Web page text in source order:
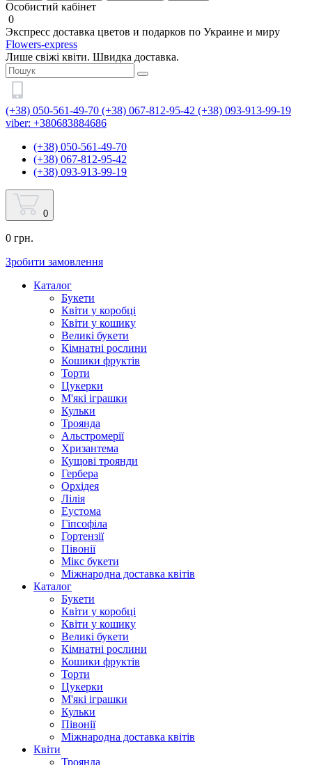
Особистий кабінет
0
Экспресс доставка цветов и подарков по Украине и миру
Flowers-express
Лише свіжі квіти. Швидка доставка.
(+38) 050-561-49-70 (+38) 067-812-95-42 (+38) 093-913-99-19
viber: +380683884686
(+38) 050-561-49-70
(+38) 067-812-95-42
(+38) 093-913-99-19
0
0 грн.
Зробити замовлення
Каталог
Букети
Квіти у коробці
Квіти у кошику
Великі букети
Кімнатні рослини
Кошики фруктів
Торти
Цукерки
М'які іграшки
Кульки
Троянда
Альстромерії
Хризантема
Кущові троянди
Гербера
Орхідея
Лілія
Еустома
Гіпсофіла
Гортензії
Півонії
Мікс букети
Міжнародна доставка квітів
Каталог
Букети
Квіти у коробці
Квіти у кошику
Великі букети
Кімнатні рослини
Кошики фруктів
Торти
Цукерки
М'які іграшки
Кульки
Півонії
Міжнародна доставка квітів
Квіти
Троянда